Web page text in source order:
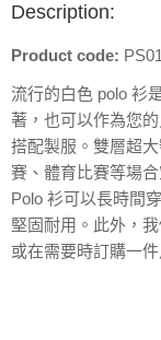
Description:
Product code:
流行的白色 polo 衫
著，也可以作為您
搭配製服。雙層超
賽、體育比賽等場
Polo 衫可以長時間
堅固耐用。此外，
或在需要時訂購一